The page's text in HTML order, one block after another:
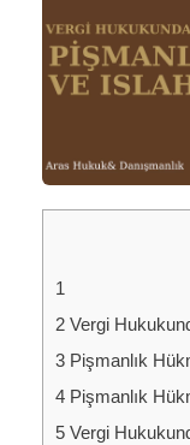
1
2 Vergi
3 Pişmanlık
4 Pişmanlık
5 Vergi